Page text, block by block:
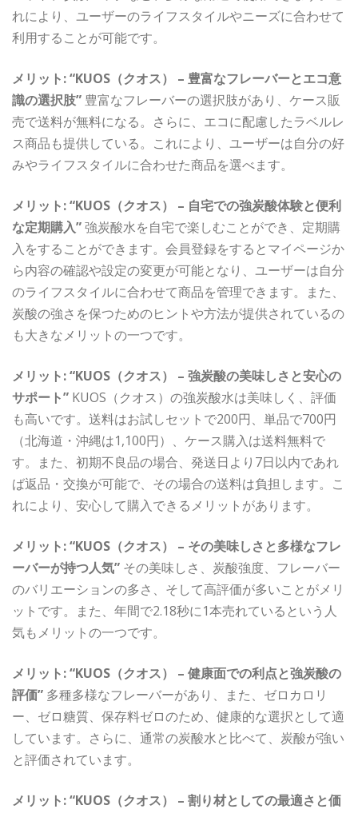
れにより、ユーザーのライフスタイルやニーズに合わせて
利用することが可能です。
メリット: “KUOS（クオス） – 豊富なフレーバーとエコ意
識の選択肢” 豊富なフレーバーの選択肢があり、ケース販
売で送料が無料になる。さらに、エコに配慮したラベルレ
ス商品も提供している。これにより、ユーザーは自分の好
みやライフスタイルに合わせた商品を選べます。
メリット: “KUOS（クオス） – 自宅での強炭酸体験と便利
な定期購入”強炭酸水を自宅で楽しむことができ、定期購
入をすることができます。会員登録をするとマイページか
ら内容の確認や設定の変更が可能となり、ユーザーは自分
のライフスタイルに合わせて商品を管理できます。また、
炭酸の強さを保つためのヒントや方法が提供されているの
も大きなメリットの一つです。
メリット: “KUOS（クオス） – 強炭酸の美味しさと安心の
サポート” KUOS（クオス）の強炭酸水は美味しく、評価
も高いです。送料はお試しセットで200円、単品で700円
（北海道・沖縄は1,100円）、ケース購入は送料無料で
す。また、初期不良品の場合、発送日より7日以内であれ
ば返品・交換が可能で、その場合の送料は負担します。こ
れにより、安心して購入できるメリットがあります。
メリット: “KUOS（クオス） – その美味しさと多様なフレ
ーバーが持つ人気” その美味しさ、炭酸強度、フレーバー
のバリエーションの多さ、そして高評価が多いことがメリ
ットです。また、年間で2.18秒に1本売れているという人
気もメリットの一つです。
メリット: “KUOS（クオス） – 健康面での利点と強炭酸の
評価” 多種多様なフレーバーがあり、また、ゼロカロリ
ー、ゼロ糖質、保存料ゼロのため、健康的な選択として適
しています。さらに、通常の炭酸水と比べて、炭酸が強い
と評価されています。
メリット: “KUOS（クオス） – 割り材としての最適さと価